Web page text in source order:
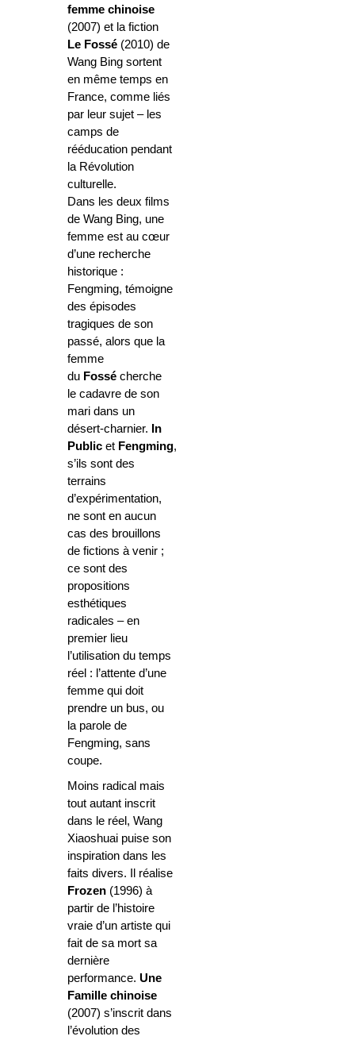
femme chinoise
(2007) et la fiction
Le Fossé (2010) de
Wang Bing sortent
en même temps en
France, comme liés
par leur sujet – les
camps de
rééducation pendant
la Révolution
culturelle.
Dans les deux films
de Wang Bing, une
femme est au cœur
d’une recherche
historique :
Fengming, témoigne
des épisodes
tragiques de son
passé, alors que la
femme
du Fossé cherche
le cadavre de son
mari dans un
désert-charnier.
In
Public et Fengming,
s’ils sont des
terrains
d’expérimentation,
ne sont en aucun
cas des brouillons
de fictions à venir ;
ce sont des
propositions
esthétiques
radicales – en
premier lieu
l’utilisation du temps
réel : l’attente d’une
femme qui doit
prendre un bus, ou
la parole de
Fengming, sans
coupe.
Moins radical mais
tout autant inscrit
dans le réel, Wang
Xiaoshuai puise son
inspiration dans les
faits divers. Il réalise
Frozen (1996) à
partir de l’histoire
vraie d’un artiste qui
fait de sa mort sa
dernière
performance. Une
Famille chinoise
(2007) s’inscrit dans
l’évolution des